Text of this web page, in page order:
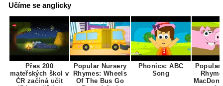
Učíme se anglicky
Přes 200
mateřských škol v
ČR začíná učit
Popular Nursery
Rhymes: Wheels
Of The Bus Go
Phonics: ABC
Song
Popular